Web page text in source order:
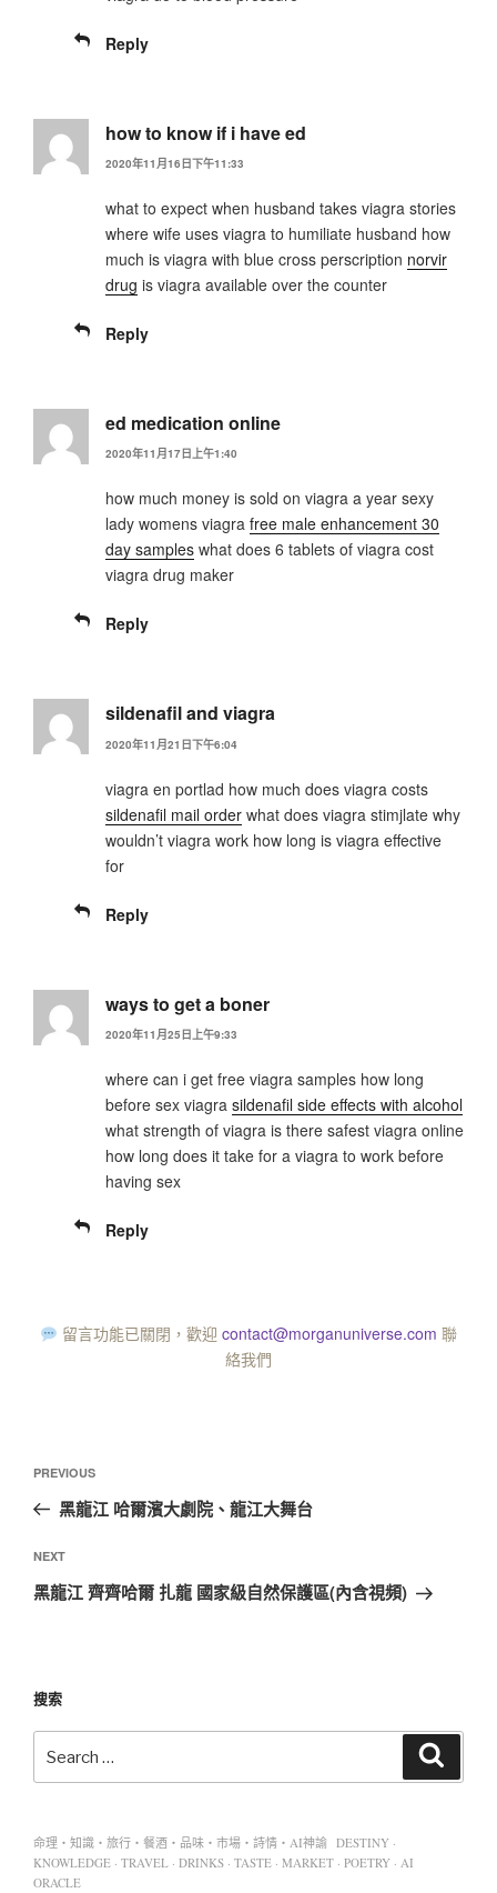
Reply
how to know if i have ed
2020年11月16日下午11:33
what to expect when husband takes viagra stories
where wife uses viagra to humiliate husband how
much is viagra with blue cross perscription norvir
drug is viagra available over the counter
Reply
ed medication online
2020年11月17日上午1:40
how much money is sold on viagra a year sexy
lady womens viagra free male enhancement 30
day samples what does 6 tablets of viagra cost
viagra drug maker
Reply
sildenafil and viagra
2020年11月21日下午6:04
viagra en portlad how much does viagra costs
sildenafil mail order what does viagra stimjlate why
wouldn’t viagra work how long is viagra effective
for
Reply
ways to get a boner
2020年11月25日上午9:33
where can i get free viagra samples how long
before sex viagra sildenafil side effects with alcohol
what strength of viagra is there safest viagra online
how long does it take for a viagra to work before
having sex
Reply
留言功能已關閉，歡迎 contact@morganuniverse.com 聯
絡我們
PREVIOUS
黑龍江 哈爾濱大劇院、龍江大舞台
NEXT
黑龍江 齊齊哈爾 扎龍 國家級自然保護區(內含視頻)
搜索
命理・知識・旅行・餐酒・品味・市場・詩情・AI神諭 DESTINY ·
KNOWLEDGE · TRAVEL · DRINKS · TASTE · MARKET · POETRY · AI
ORACLE